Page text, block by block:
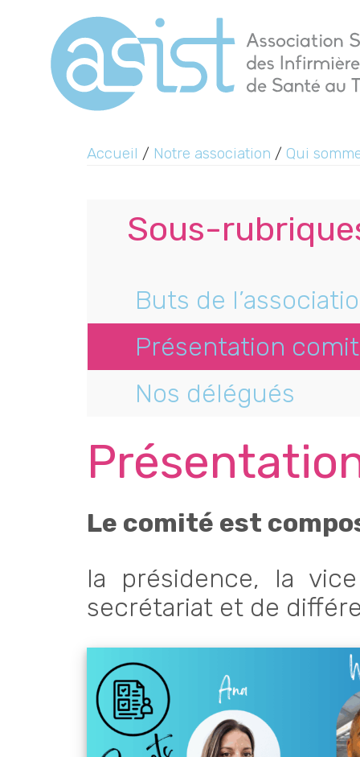
Accueil / Notre association / Qui
Sous-
Buts de
Présentation
Nos délégués
Le comité est
la présidence, la
secrétariat et de